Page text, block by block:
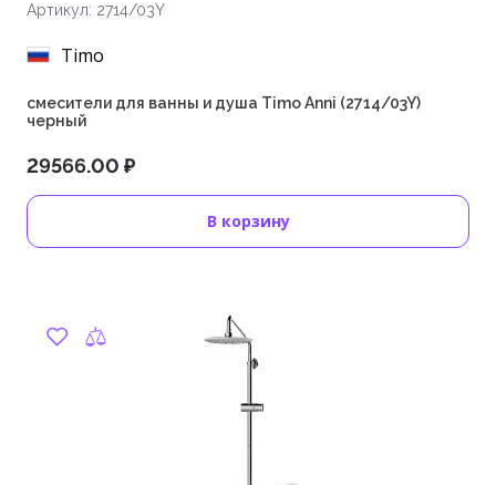
Артикул: 2714/03Y
Timo
смесители для ванны и душа Timo Anni (2714/03Y)
черный
29566.00 ₽
В корзину